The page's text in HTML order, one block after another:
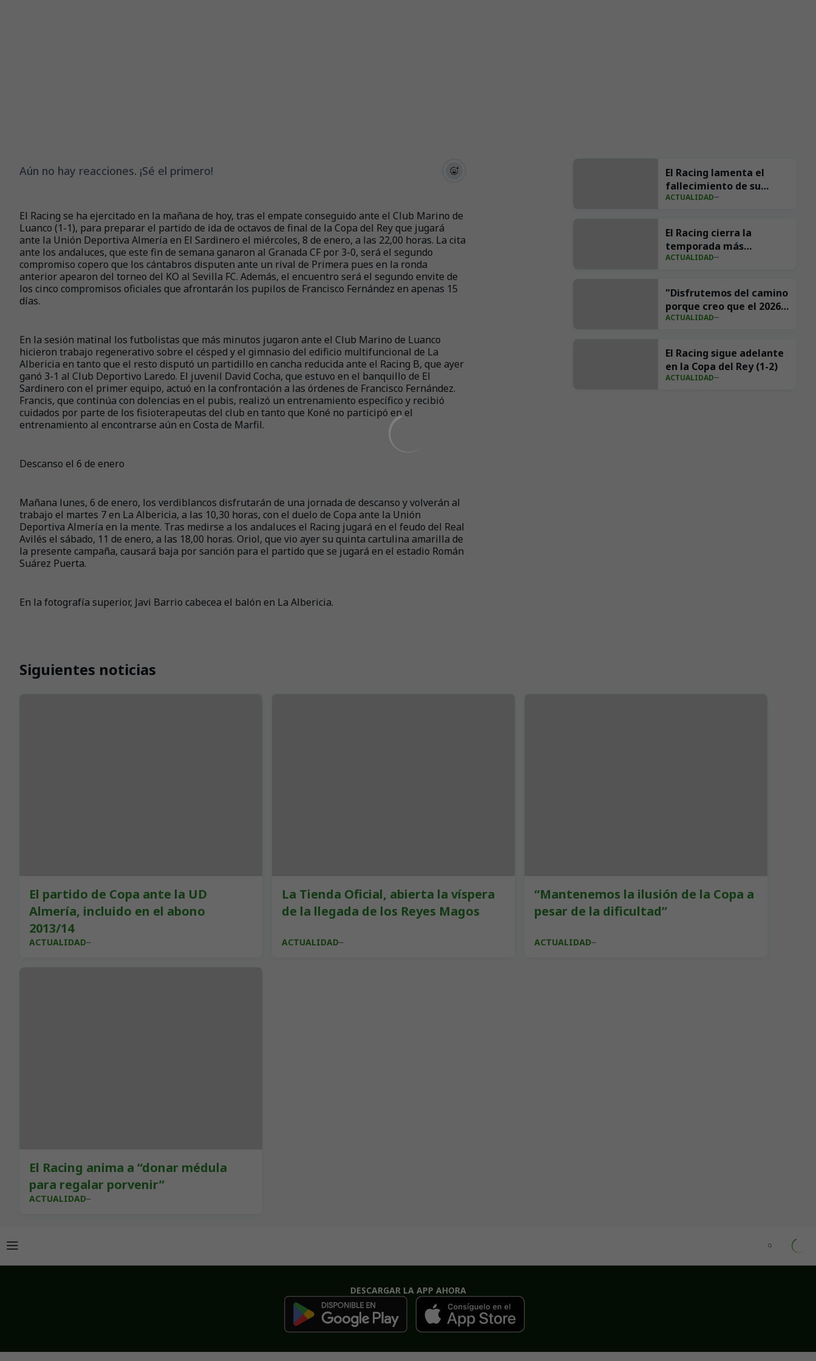
Aún no hay reacciones. ¡Sé el primero!
El Racing se ha ejercitado en la mañana de hoy, tras el empate conseguido ante el Club Marino de
Luanco (1-1), para preparar el partido de ida de octavos de final de la Copa del Rey que jugará
ante la Unión Deportiva Almería en El Sardinero el miércoles, 8 de enero, a las 22,00 horas. La cita
ante los andaluces, que este fin de semana ganaron al Granada CF por 3-0, será el segundo
compromiso copero que los cántabros disputen ante un rival de Primera pues en la ronda
anterior apearon del torneo del KO al Sevilla FC. Además, el encuentro será el segundo envite de
los cinco compromisos oficiales que afrontarán los pupilos de Francisco Fernández en apenas 15
días.
En la sesión matinal los futbolistas que más minutos jugaron ante el Club Marino de Luanco
hicieron trabajo regenerativo sobre el césped y el gimnasio del edificio multifuncional de La
Albericia en tanto que el resto disputó un partidillo en cancha reducida ante el Racing B, que ayer
ganó 3-1 al Club Deportivo Laredo. El juvenil David Cocha, que estuvo en el banquillo de El
Sardinero con el primer equipo, actuó en la confrontación a las órdenes de Francisco Fernández.
Francis, que continúa con dolencias en el pubis, realizó un entrenamiento específico y recibió
cuidados por parte de los fisioterapeutas del club en tanto que Koné no participó en el
entrenamiento al encontrarse aún en Costa de Marfil.
Descanso el 6 de enero
Mañana lunes, 6 de enero, los verdiblancos disfrutarán de una jornada de descanso y volverán al
trabajo el martes 7 en La Albericia, a las 10,30 horas, con el duelo de Copa ante la Unión
Deportiva Almería en la mente. Tras medirse a los andaluces el Racing jugará en el feudo del Real
Avilés el sábado, 11 de enero, a las 18,00 horas. Oriol, que vio ayer su quinta cartulina amarilla de
la presente campaña, causará baja por sanción para el partido que se jugará en el estadio Román
Suárez Puerta.
En la fotografía superior, Javi Barrio cabecea el balón en La Albericia.
El Racing lamenta el
fallecimiento de su
exfutbolista Andrés
ACTUALIDAD
El Racing cierra la
temporada más
importante de su
millones de impresiones
ACTUALIDAD
"Disfrutemos del camino
porque creo que el 2026
va a ser nuestro año"
ACTUALIDAD
El Racing sigue adelante
en la Copa del Rey (1-2)
ACTUALIDAD
Siguientes noticias
El partido de Copa ante la UD
Almería, incluido en el abono
2013/14
ACTUALIDAD
La Tienda Oficial, abierta la víspera
de la llegada de los Reyes Magos
ACTUALIDAD
“Mantenemos la ilusión de la Copa a
pesar de la dificultad”
ACTUALIDAD
El Racing anima a “donar médula
para regalar porvenir”
ACTUALIDAD
DESCARGAR LA APP AHORA